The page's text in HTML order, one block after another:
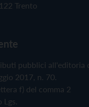
Trento
pubblici all'editoria
2017, n. 70.
f) del comma 2
Lgs.